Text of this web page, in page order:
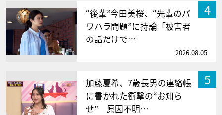
4
“後輩”今田美桜、“先輩のパ
ワハラ問題”に持論「被害者
の話だけで…
2026.08.05
5
加藤夏希、7歳長男の連絡帳
に書かれた衝撃の“お知ら
せ” 原因不明…